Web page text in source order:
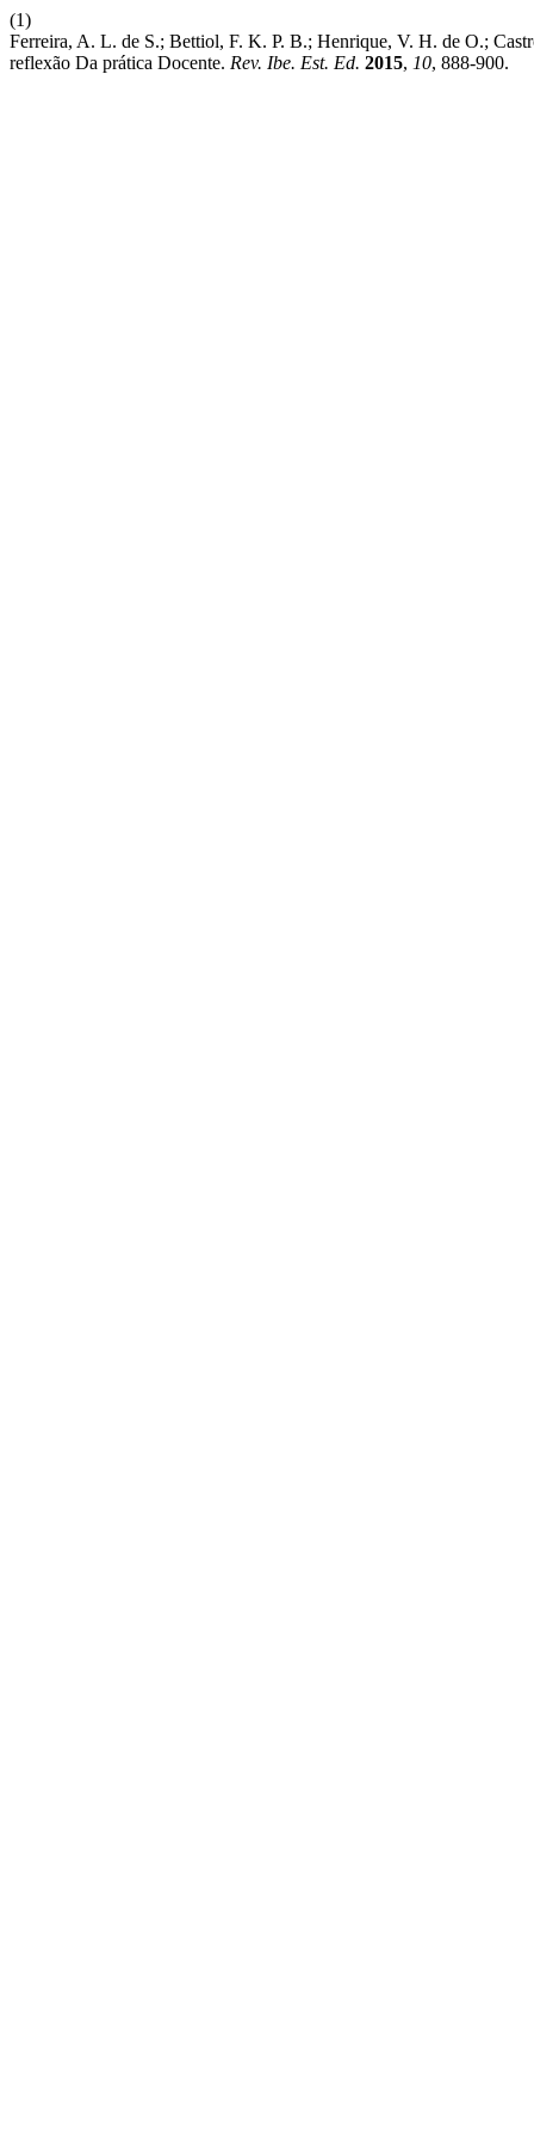
(1)
Ferreira, A. L. de S.; Bettiol, F. K. P. B.; Henrique, V. H. de O.;
reflexão Da prática Docente. Rev. Ibe. Est. Ed. 2015, 10, 888-900.